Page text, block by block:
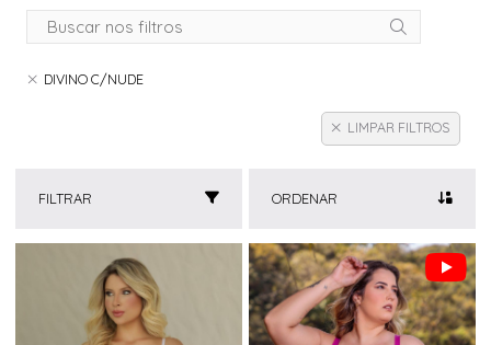
DIVINO C/NUDE
LIMPAR FILTROS
FILTRAR ORDENAR